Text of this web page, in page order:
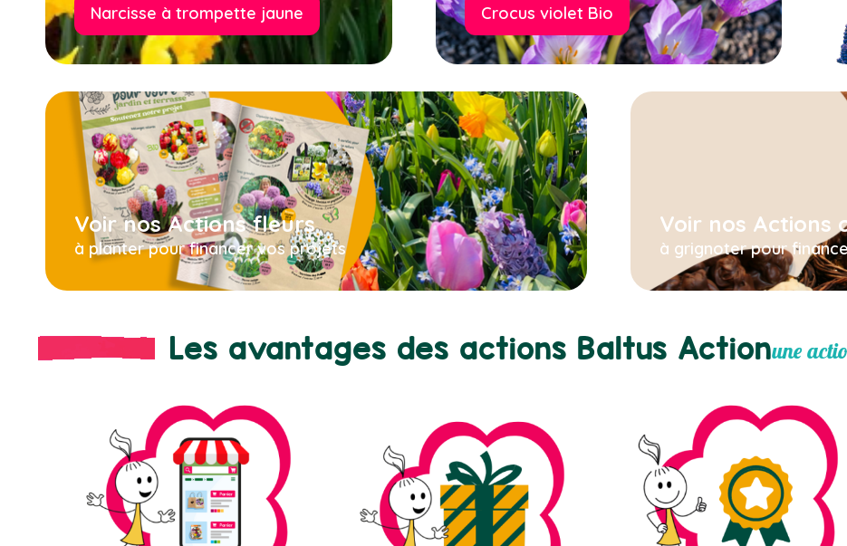
Narcisse à trompette jaune Crocus violet Bio
Voir nos Actions fleurs
à planter pour financer vos projets
Voir nos Actions
à grignoter pour
Les avantages des actions Baltus Actionune